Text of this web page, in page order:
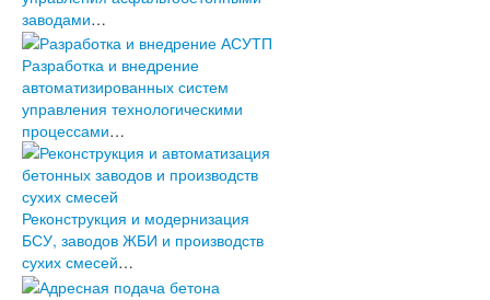
2021
2020
2019
2018
2017
2016
2015
2014
2013
2012
2011
Архив новостей (2003-2010)
Бетонные заводы и АБЗ
заводами…
Разработка и внедрение
автоматизированных систем
управления технологическими
процессами…
Реконструкция и модернизация
БСУ, заводов ЖБИ и производств
сухих смесей…